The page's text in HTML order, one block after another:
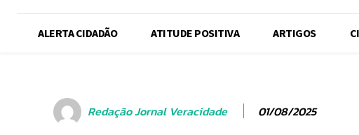
ALERTA CIDADÃO ATITUDE POSITIVA ARTIGOS
Redação Jornal Veracidade 01/08/2025